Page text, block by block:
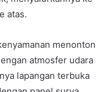
atas.
menonton
atmosfer udara
lapangan terbuka